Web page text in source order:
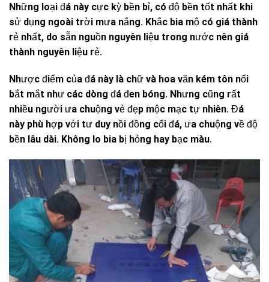
Những loại đá này cực kỳ bền bỉ, có độ bền tốt nhất khi
sử dụng ngoài trời mưa nắng. Khắc bia mộ có giá thành
rẻ nhất, do sẵn nguồn nguyên liệu trong nước nên giá
thành nguyên liệu rẻ.
Nhược điểm của đá này là chữ và hoa văn kém tôn nổi
bắt mắt như các dòng đá đen bóng. Nhưng cũng rất
nhiều người ưa chuộng vẻ đẹp mộc mạc tự nhiên. Đá
này phù hợp với tư duy nồi đồng cối đá, ưa chuộng về độ
bền lâu dài. Không lo bia bị hỏng hay bạc màu.